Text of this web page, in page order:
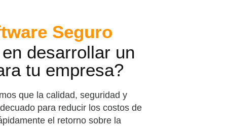
Seguro
desarrollar un
tu empresa?
que la calidad, seguridad y
para reducir los costos de
el retorno sobre la